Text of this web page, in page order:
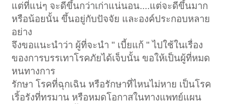
แต่ที่แน่ๆ จะดีขึ้นกว่าเก่าแน่นอน....แต่จะดีขึ้นมาก
หรือน้อยนั้น ขึ้นอยู่กับปัจจัย และองค์ประกอบหลาย
อย่าง
จึงขอแนะนำว่า ผู้ที่จะนำ " เบี้ยแก้ " ไปใช้ในเรื่อง
ของการบรรเทาโรคภัยได้เจ็บนั้น ขอให้เป็นผู้ที่หมด
หนทางการ
รักษา โรคที่ฉุกเฉิน หรือรักษาที่ไหนไม่หาย เป็นโรค
เริ้อรังที่ทรมาน หรือหมดโอกาสในทางแพทย์แผน